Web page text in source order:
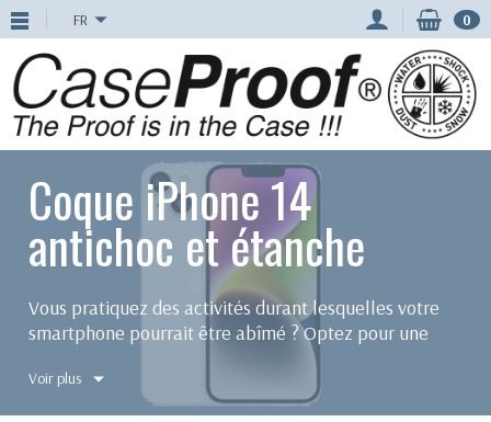
FR 0
Coque iPhone 14
antichoc et étanche
Vous pratiquez des activités durant lesquelles votre
smartphone pourrait être abîmé ? Optez pour une
coque étanche ou antichoc pour iPhone 14 de la
marque Caseproof. De haute qualité, nos
étanches iPhonegarderont votre téléphone en
Voir plus